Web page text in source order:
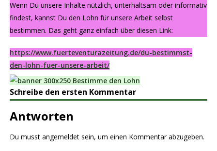
Wenn Du unsere Inhalte nützlich, unterhaltsam oder informativ
findest, kannst Du den Lohn für unsere Arbeit selbst
bestimmen. Das geht ganz einfach über diesen Link:
https://www.fuerteventurazeitung.de/du-bestimmst-
den-lohn-fuer-unsere-arbeit/
Schreibe den ersten Kommentar
Antworten
Du musst angemeldet sein, um einen Kommentar abzugeben.